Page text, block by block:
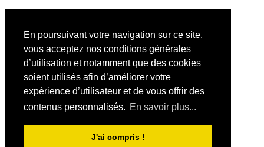
En poursuivant votre navigation sur ce site,
vous acceptez nos conditions générales
d’utilisation et notamment que des cookies
soient utilisés afin d’améliorer votre
expérience d’utilisateur et de vous offrir des
contenus personnalisés. En savoir plus...
J'ai compris !